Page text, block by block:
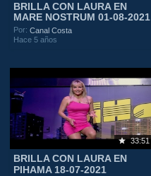
BRILLA CON LAURA EN
MARE NOSTRUM 01-08-2021
Por:Canal Costa
Hace 5 años
33:51
BRILLA CON LAURA EN
PIHAMA 18-07-2021